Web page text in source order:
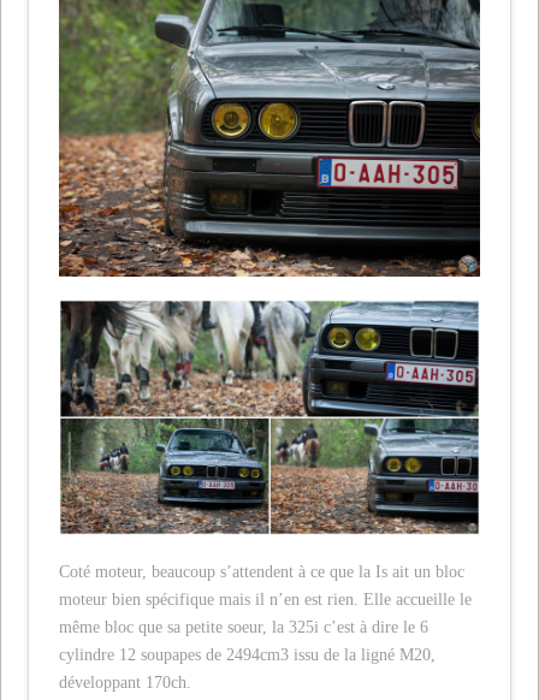
Coté moteur, beaucoup s’attendent à ce que la Is ait un bloc
moteur bien spécifique mais il n’en est rien. Elle accueille le
même bloc que sa petite soeur, la 325i c’est à dire le 6
cylindre 12 soupapes de 2494cm3 issu de la ligné M20,
développant 170ch.